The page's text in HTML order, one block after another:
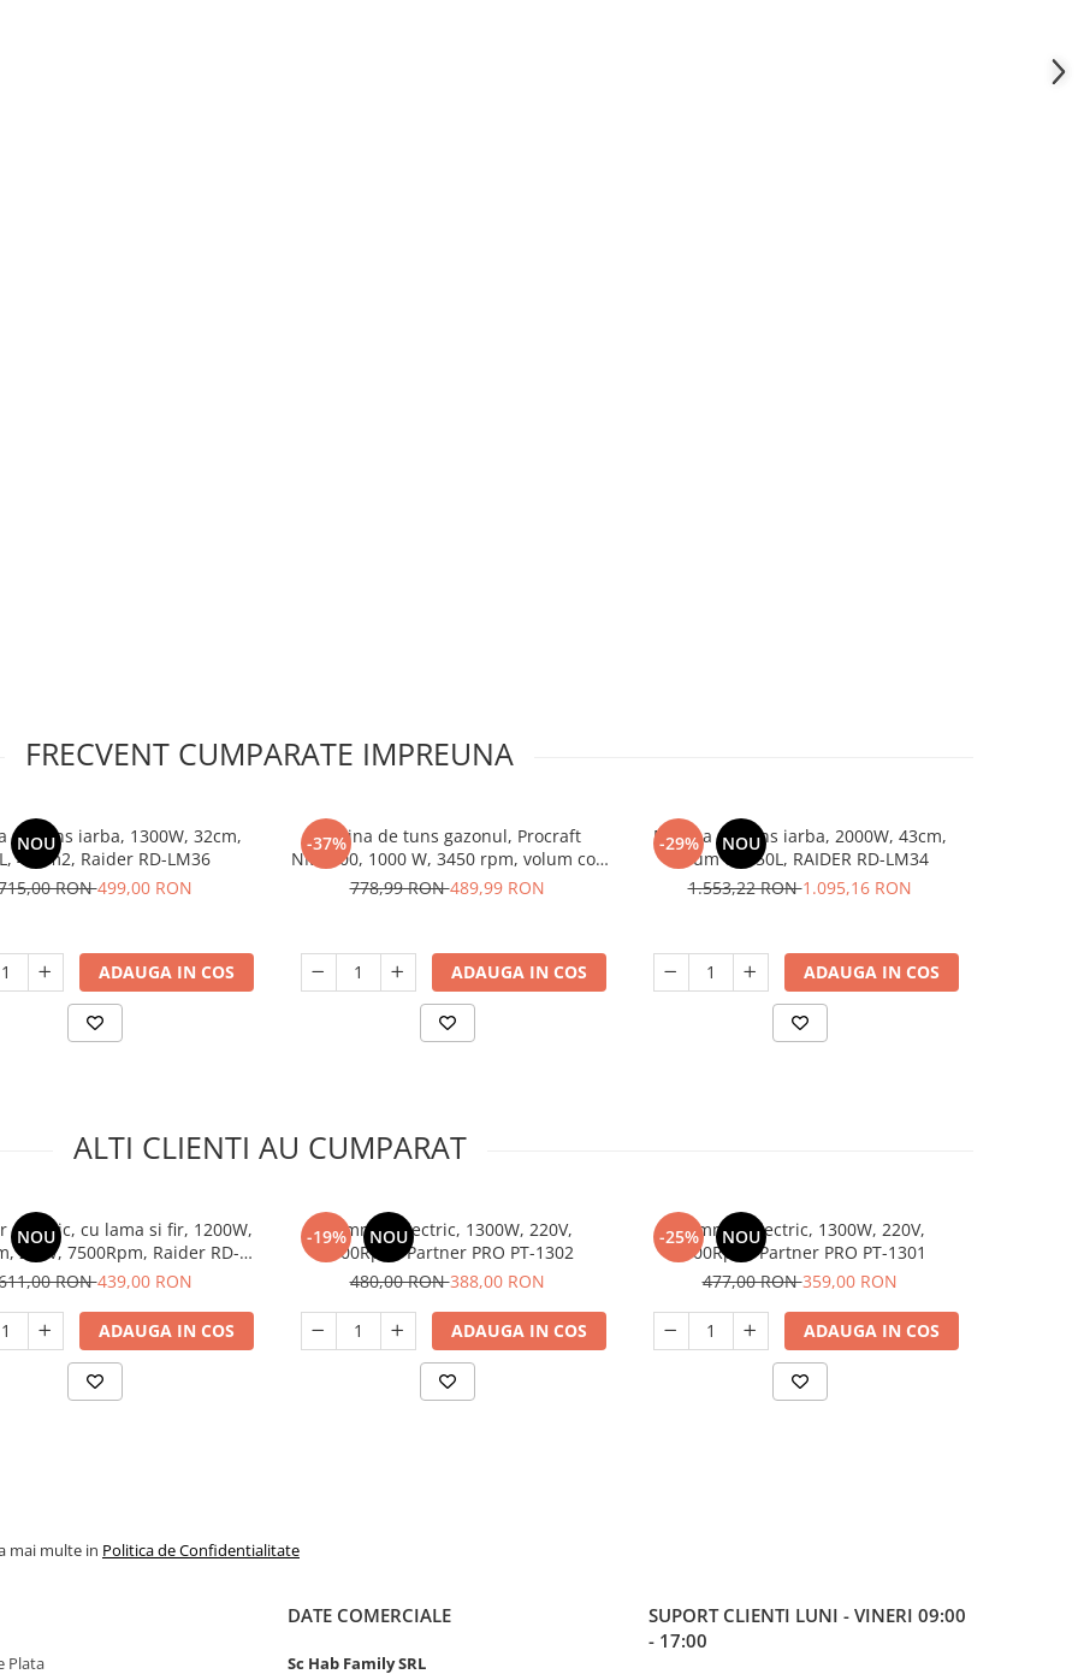
FRECVENT CUMPARATE IMPREUNA
NOU
de tuns iarba, 1300W, 32cm,
400m2, Raider RD-LM36
RON499,00 RON
ADAUGA IN COS
-37%
Masina de tuns gazonul, Procraft
NM1600, 1000 W, 3450 rpm, volum cos
30L
778,99 RON489,99 RON
ADAUGA IN COS
-29% NOU
Masina de tuns iarba, 2000W, 43cm,
volum cos 50L, RAIDER RD-LM34
1.553,22 RON1.095,16 RON
ADAUGA IN COS
ALTI CLIENTI AU CUMPARAT
NOU
electric, cu lama si fir, 1200W,
220V, 7500Rpm, Raider RD-
EBC02
RON439,00 RON
ADAUGA IN COS
-19% NOU
Trimmer electric, 1300W, 220V,
7000Rpm, Partner PRO PT-1302
480,00 RON388,00 RON
ADAUGA IN COS
-25% NOU
Trimmer electric, 1300W, 220V,
7000Rpm, Partner PRO PT-1301
477,00 RON359,00 RON
ADAUGA IN COS
mai multe in Politica de Confidentialitate
Plata
DATE COMERCIALE
Sc Hab Family SRL
SUPORT CLIENTI LUNI - VINERI 09:00
- 17:00